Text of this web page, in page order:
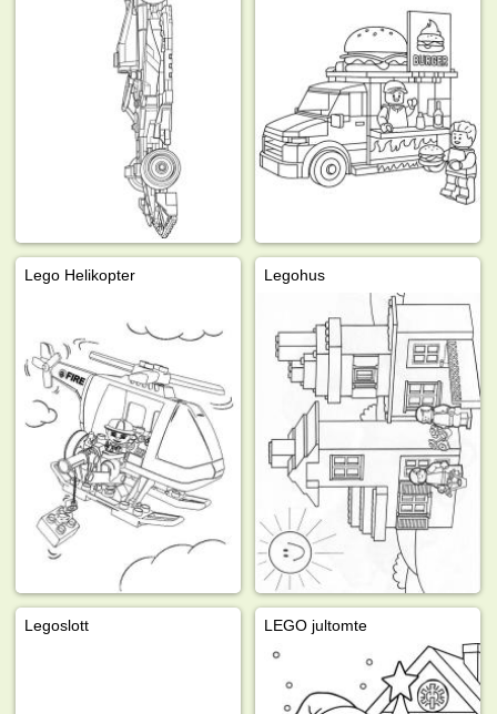
Lego Helikopter Legohus
Legoslott LEGO jultomte